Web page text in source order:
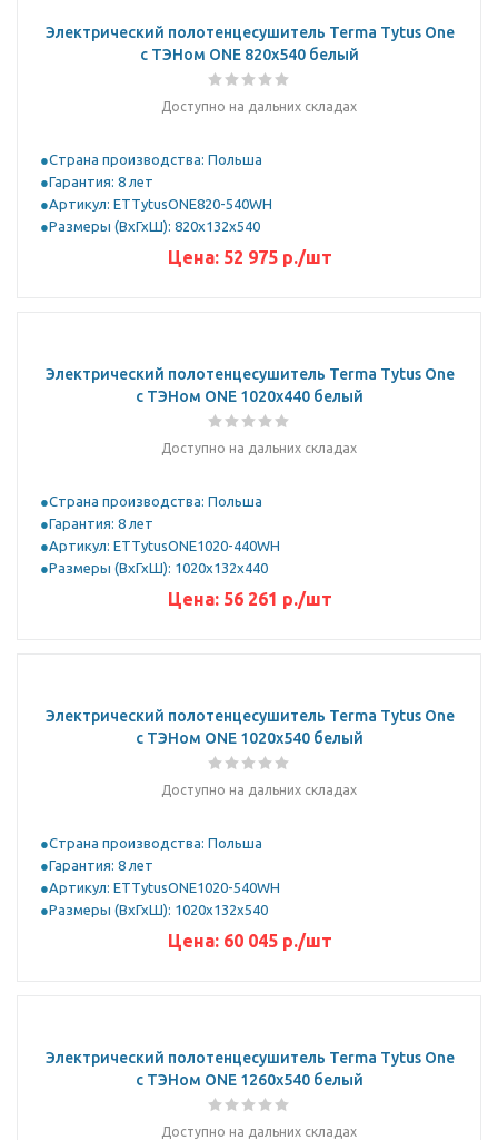
Электрический полотенцесушитель Terma Tytus One
с ТЭНом ONE 820x540 белый
Доступно на дальних складах
Страна производства: Польша
Гарантия: 8 лет
Артикул: ETTytusONE820-540WH
Размеры (ВхГхШ): 820x132x540
Цена: 52 975р./шт
Электрический полотенцесушитель Terma Tytus One
с ТЭНом ONE 1020x440 белый
Доступно на дальних складах
Страна производства: Польша
Гарантия: 8 лет
Артикул: ETTytusONE1020-440WH
Размеры (ВхГхШ): 1020x132x440
Цена: 56 261 р./шт
Электрический полотенцесушитель Terma Tytus One
с ТЭНом ONE 1020x540 белый
Доступно на дальних складах
Страна производства: Польша
Гарантия: 8 лет
Артикул: ETTytusONE1020-540WH
Размеры (ВхГхШ): 1020x132x540
Цена: 60 045р./шт
Электрический полотенцесушитель Terma Tytus One
с ТЭНом ONE 1260x540 белый
Доступно на дальних складах